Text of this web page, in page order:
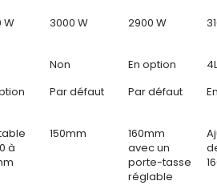
W 3000 W 2900 W
Non En option
4L
Par défaut Par défaut
à
150mm
160mm
avec un
porte-tasse
réglable